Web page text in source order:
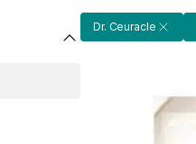
Dr. Ceuracle